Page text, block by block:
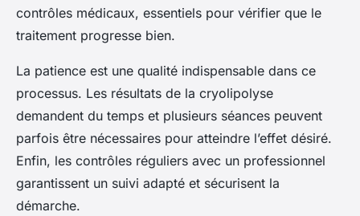
contrôles médicaux, essentiels pour vérifier que le
traitement progresse bien.
La patience est une qualité indispensable dans ce
processus. Les résultats de la cryolipolyse
demandent du temps et plusieurs séances peuvent
parfois être nécessaires pour atteindre l’effet désiré.
Enfin, les contrôles réguliers avec un professionnel
garantissent un suivi adapté et sécurisent la
démarche.